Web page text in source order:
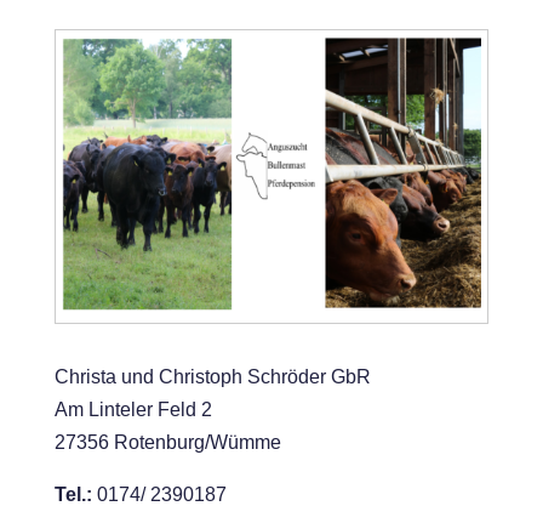
Christa und Christoph Schröder GbR
Am Linteler Feld 2
27356 Rotenburg/Wümme
Tel.: 0174/ 2390187